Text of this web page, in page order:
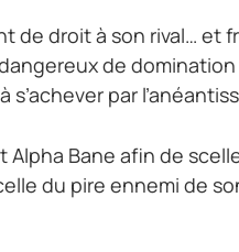
de droit à son rival…
de
par
Alpha Bane afin de
du pire ennemi de
sanglant.